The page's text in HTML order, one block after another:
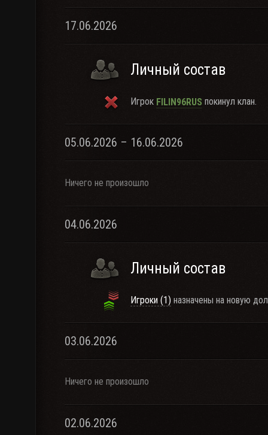
17.06.2026
Личный состав
Игрок FILIN96RUS покинул клан.
05.06.2026 – 16.06.2026
Ничего не произошло
04.06.2026
Личный состав
Игроки (1) назначены на новую
03.06.2026
Ничего не произошло
02.06.2026